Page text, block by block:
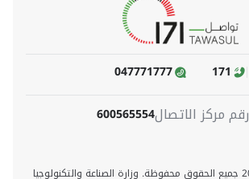
171
047771777
رقم مركز الاتصال600565554
حقوق الطبع © 2025 جميع الحقوق محفوظة. وزارة الصناعة والتكنولوجيا